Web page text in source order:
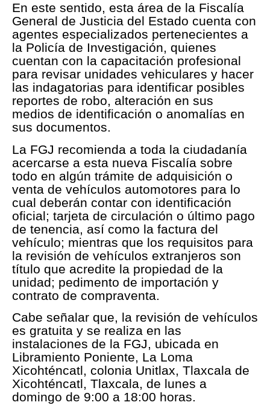
En este sentido, esta área de la Fiscalía
General de Justicia del Estado cuenta con
agentes especializados pertenecientes a
la Policía de Investigación, quienes
cuentan con la capacitación profesional
para revisar unidades vehiculares y hacer
las indagatorias para identificar posibles
reportes de robo, alteración en sus
medios de identificación o anomalías en
sus documentos.
La FGJ recomienda a toda la ciudadanía
acercarse a esta nueva Fiscalía sobre
todo en algún trámite de adquisición o
venta de vehículos automotores para lo
cual deberán contar con identificación
oficial; tarjeta de circulación o último pago
de tenencia, así como la factura del
vehículo; mientras que los requisitos para
la revisión de vehículos extranjeros son
título que acredite la propiedad de la
unidad; pedimento de importación y
contrato de compraventa.
Cabe señalar que, la revisión de vehículos
es gratuita y se realiza en las
instalaciones de la FGJ, ubicada en
Libramiento Poniente, La Loma
Xicohténcatl, colonia Unitlax, Tlaxcala de
Xicohténcatl, Tlaxcala, de lunes a
domingo de 9:00 a 18:00 horas.